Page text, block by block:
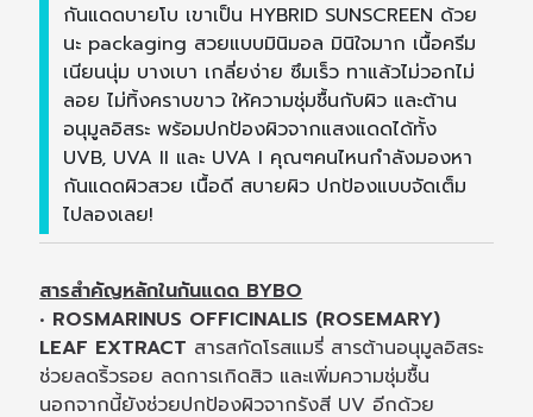
กันแดดบายโบ เขาเป็น HYBRID SUNSCREEN ด้วย
นะ packaging สวยแบบมินิมอล มินิใจมาก เนื้อครีม
เนียนนุ่ม บางเบา เกลี่ยง่าย ซึมเร็ว ทาแล้วไม่วอกไม่
ลอย ไม่ทิ้งคราบขาว ให้ความชุ่มชื้นกับผิว และต้าน
อนุมูลอิสระ พร้อมปกป้องผิวจากแสงแดดได้ทั้ง
UVB, UVA II และ UVA I คุณๆคนไหนกำลังมองหา
กันแดดผิวสวย เนื้อดี สบายผิว ปกป้องแบบจัดเต็ม
ไปลองเลย!
สารสำคัญหลักในกันแดด BYBO
• ROSMARINUS OFFICINALIS (ROSEMARY)
LEAF EXTRACT สารสกัดโรสแมรี่ สารต้านอนุมูลอิสระ
ช่วยลดริ้วรอย ลดการเกิดสิว และเพิ่มความชุ่มชื้น
นอกจากนี้ยังช่วยปกป้องผิวจากรังสี UV อีกด้วย